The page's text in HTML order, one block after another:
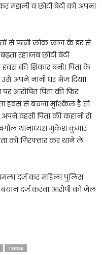
मझली व छोटी बेटी को अपना
से पत्नी लोक लाज के डर से
रहा।जब छोटी बेटी
हवस की शिकार बनी। पिता के
अपने नानी घर भेज दिया।
आरोपित पिता की फिर
हवस से बचना मुश्किल है तो
वहसी पिता की कहानी रो
थानाध्यक्ष मुकेश कुमार
को गिरफ्तार कर थाने ले
दर्ज कर महिला पुलिस
दर्ज करवा आरोपी को जेल
THREE